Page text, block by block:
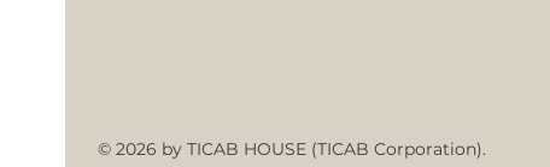
© 2026 by TICAB HOUSE (TICAB Corporation).